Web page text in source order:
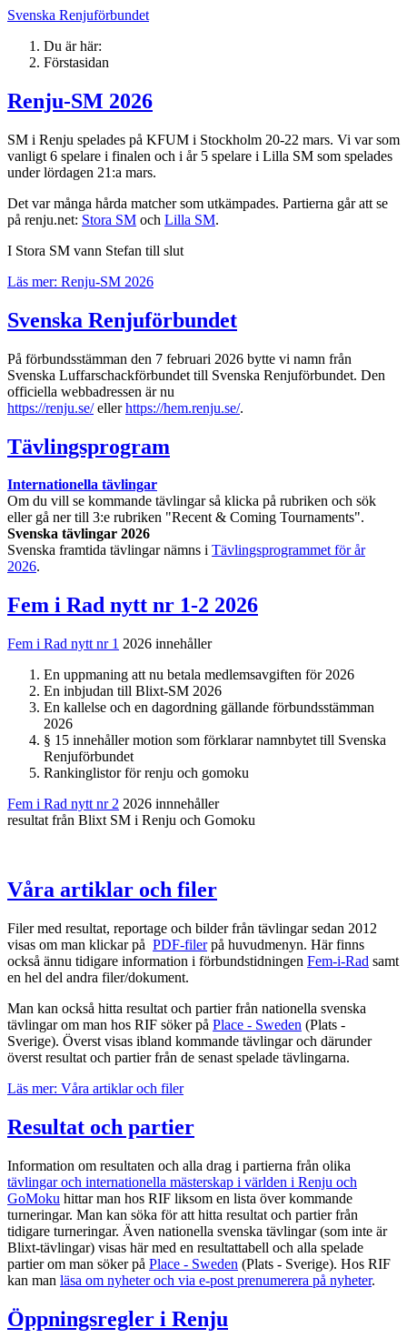
Svenska Renjuförbundet
Du är här:
Förstasidan
Renju-SM 2026
SM i Renju spelades på KFUM i Stockholm 20-22 mars. Vi var som
vanligt 6 spelare i finalen och i år 5 spelare i Lilla SM som spelades
under lördagen 21:a mars.
Det var många hårda matcher som utkämpades. Partierna går att se
på renju.net: Stora SM och Lilla SM.
I Stora SM vann Stefan till slut
Läs mer: Renju-SM 2026
Svenska Renjuförbundet
På förbundsstämman den 7 februari 2026 bytte vi namn från
Svenska Luffarschackförbundet till Svenska Renjuförbundet. Den
officiella webbadressen är nu
https://renju.se/ellerhttps://hem.renju.se/.
Tävlingsprogram
Internationella tävlingar
Om du vill se kommande tävlingar så klicka på rubriken och sök
eller gå ner till 3:e rubriken "Recent & Coming Tournaments".
Svenska tävlingar 2026
Svenska framtida tävlingar nämns i Tävlingsprogrammet för år
2026.
Fem i Rad nytt nr 1-2 2026
Fem i Rad nytt nr 1 2026 innehåller
En uppmaning att nu betala medlemsavgiften för 2026
En inbjudan till Blixt-SM 2026
En kallelse och en dagordning gällande förbundsstämman
2026
§ 15 innehåller motion som förklarar namnbytet till Svenska
Renjuförbundet
Rankinglistor för renju och gomoku
Fem i Rad nytt nr 2 2026 innnehåller
resultat från Blixt SM i Renju och Gomoku
Våra artiklar och filer
Filer med resultat, reportage och bilder från tävlingar sedan 2012
visas om man klickar på PDF-filerpå huvudmenyn. Här finns
också ännu tidigare information i förbundstidningen Fem-i-Rad samt
en hel del andra filer/dokument.
Man kan också hitta resultat och partier från nationella svenska
tävlingar om man hos RIF söker på Place - Sweden (Plats -
Sverige). Överst visas ibland kommande tävlingar och därunder
överst resultat och partier från de senast spelade tävlingarna.
Läs mer: Våra artiklar och filer
Resultat och partier
Information om resultaten och alla drag i partierna från olika
tävlingar och internationella mästerskap i världen i Renju och
GoMoku hittar man hos RIF liksom en lista över kommande
turneringar. Man kan söka för att hitta resultat och partier från
tidigare turneringar. Även nationella svenska tävlingar (som inte är
Blixt-tävlingar) visas här med en resultattabell och alla spelade
partier om man söker på Place - Sweden (Plats - Sverige). Hos RIF
kan man läsa om nyheter och via e-post prenumerera på nyheter.
Öppningsregler i Renju